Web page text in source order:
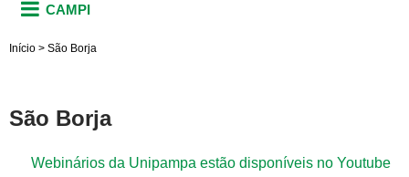
CAMPI
Início > São Borja
São Borja
Webinários da Unipampa estão disponíveis no Youtube